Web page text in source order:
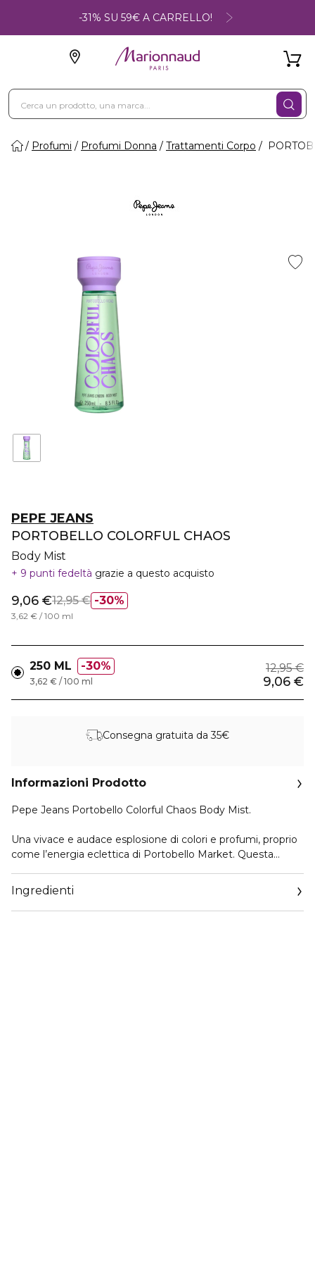
-31% SU 59€ A CARRELLO!
Profumi Profumi Donna Trattamenti Corpo
PEPE JEANS
PORTOBELLO COLORFUL CHAOS
Body Mist
9 punti fedeltà grazie a questo acquisto
30%
9,06 €12,95 €
3,62 € / 100 ml
250 ML 30% 12,95 €
9,06 €
3,62 € / 100 ml
Consegna gratuita da 35€
Informazioni Prodotto
Pepe Jeans Portobello Colorful Chaos Body Mist.
Una vivace e audace esplosione di colori e profumi, proprio
come l’energia eclettica di Portobello Market. Questa
pera a un cuore fiorito di mughetto, peonia e assoluta di
rosa. Una base avvolgente di muschio, legno di cedro e
muschio di quercia donano equilibrio alla composizione,
Ingredienti